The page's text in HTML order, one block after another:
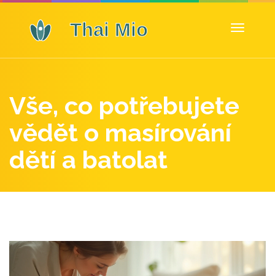
Zobrazit
Vše, co potřebujete
vědět o masírování
dětí a batolat